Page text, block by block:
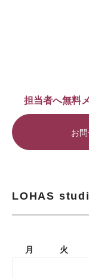
担当者へ無料
お
LOHAS
月
火